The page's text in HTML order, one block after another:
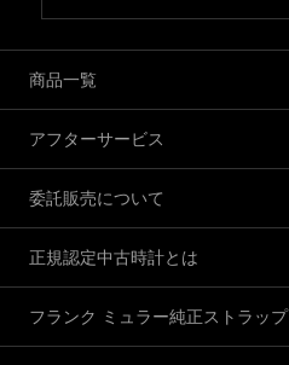
商品一覧
アフターサービス
委託販売について
正規認定中古時計とは
フランク ミュラー純正ストラップ